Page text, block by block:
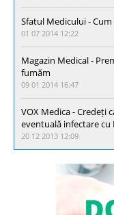
Sfatul Medicului -
01 07 2014 12:22
Magazin Medical -
fumăm
09 01 2014 16:47
VOX Medica - Credeți
eventuală infectare cu
20 12 2013 12:09